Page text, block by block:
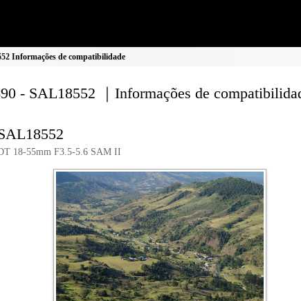
Informações de compatibilidade
- SAL18552 ｜Informações de
18-55mm F3.5-5.6 SAM II